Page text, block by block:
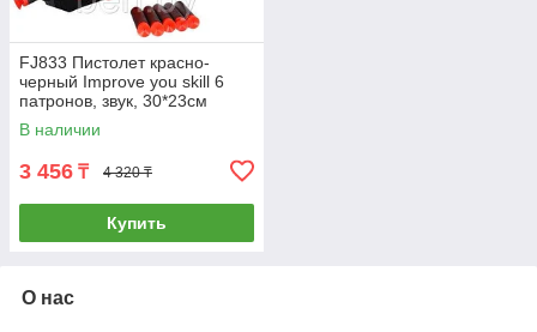
FJ833 Пистолет красно-
черный Improve you skill 6
патронов, звук, 30*23см
В наличии
3 456 ₸ 4 320 ₸
Купить
О нас